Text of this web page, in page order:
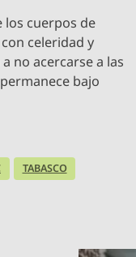
cuerpos de
celeridad y
no acercarse a las
bajo
TABASCO